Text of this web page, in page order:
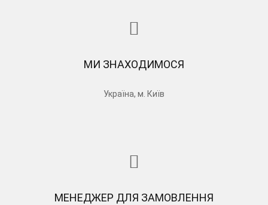
МИ ЗНАХОДИМОСЯ
Україна, м. Київ
МЕНЕДЖЕР ДЛЯ ЗАМОВЛЕННЯ